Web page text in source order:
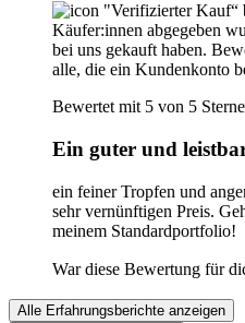
"Verifizierter Kauf“
Käufer:innen abgegeben
bei uns gekauft haben.
alle, die ein Kundenkonto
Bewertet mit 5 von 5
Ein guter und
ein feiner Tropfen und
sehr vernünftigen Preis.
meinem Standardportfolio!
War diese Bewertung für
Alle Erfahrungsberichte anzeigen